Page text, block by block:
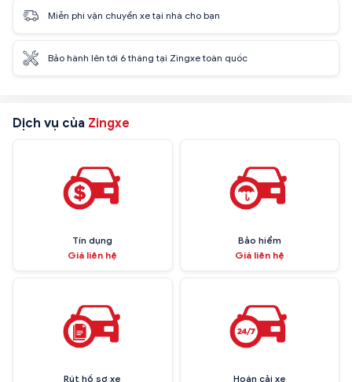
Miễn phí vận chuyển xe tại nhà cho bạn
Bảo hành lên tới 6 tháng tại Zingxe toàn quốc
Dịch vụ của Zingxe
Tín dụng
Giá liên hệ
Bảo hiểm
Giá liên hệ
Rút hồ sơ xe
Hoán cải xe